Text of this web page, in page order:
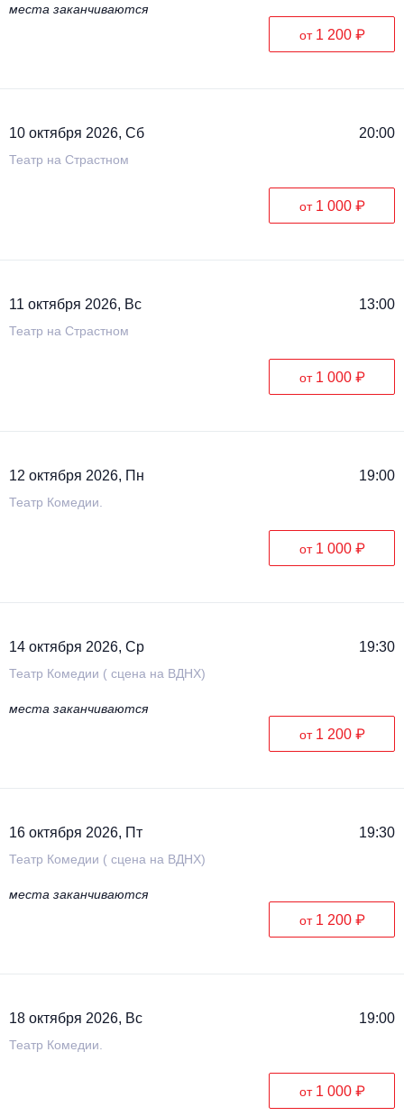
места заканчиваются
от 1 200 ₽
10 октября 2026, Сб 20:00
Театр на Страстном
от 1 000 ₽
11 октября 2026, Вс 13:00
Театр на Страстном
от 1 000 ₽
12 октября 2026, Пн 19:00
Театр Комедии.
от 1 000 ₽
14 октября 2026, Ср 19:30
Театр Комедии ( сцена на ВДНХ)
места заканчиваются
от 1 200 ₽
16 октября 2026, Пт 19:30
Театр Комедии ( сцена на ВДНХ)
места заканчиваются
от 1 200 ₽
18 октября 2026, Вс 19:00
Театр Комедии.
от 1 000 ₽